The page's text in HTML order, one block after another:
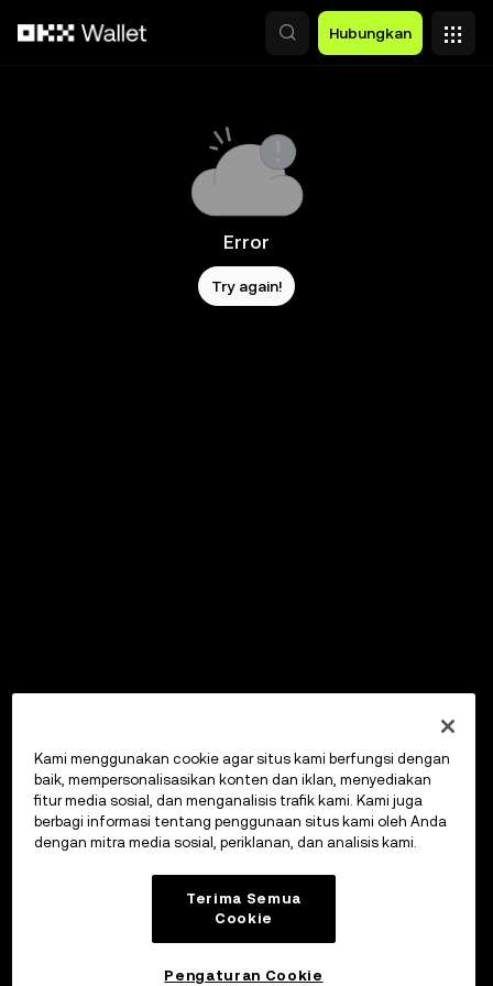
Hubungkan
Error
Try again!
Kami menggunakan cookie agar situs kami berfungsi dengan
baik, mempersonalisasikan konten dan iklan, menyediakan
fitur media sosial, dan menganalisis trafik kami. Kami juga
berbagi informasi tentang penggunaan situs kami oleh Anda
dengan mitra media sosial, periklanan, dan analisis kami.
Terima Semua
Cookie
Pengaturan Cookie